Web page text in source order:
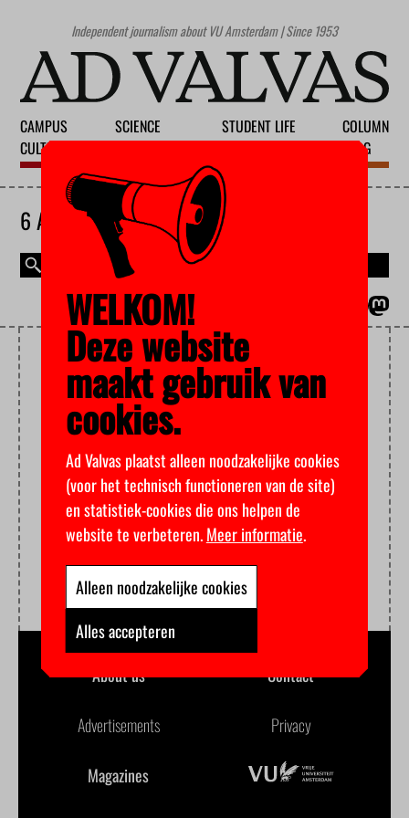
Independent journalism about VU Amsterdam | Since 1953
CAMPUS
CULTURE
SCIENCE
STUDENT LIFE
COLUMN
BLOG
6 AUGUST 2026
MAGAZINE
VIOLENCE
About us Contact
Advertisements Privacy
Magazines
WELKOM!
Deze website
maakt gebruik van
cookies.
Ad Valvas plaatst alleen noodzakelijke cookies
(voor het technisch functioneren van de site)
en statistiek-cookies die ons helpen de
website te verbeteren.Meer informatie.
Alleen noodzakelijke cookies
Alles accepteren